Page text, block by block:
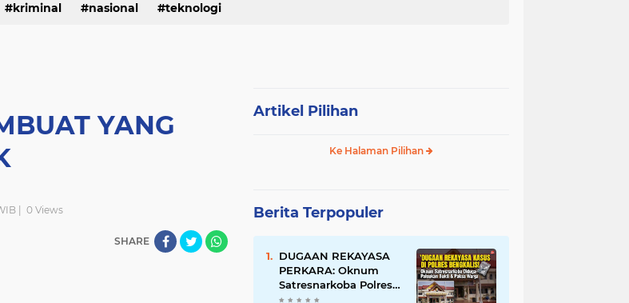
Sabam Rajaguguk Hadiri Konsolidasi Gerindra Labuhanbatu
kriminal nasional teknologi
YANG
| 0 Views
SHARE
Artikel Pilihan
Ke Halaman Pilihan
Berita Terpopuler
DUGAAN REKAYASA
PERKARA: Oknum
Satresnarkoba Polres
Bengkalis Diduga